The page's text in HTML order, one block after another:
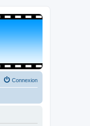
Connexion